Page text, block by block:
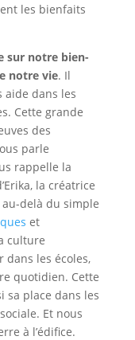
les bienfaits
sur notre bien-
notre vie. Il
dans les
Cette grande
des
parle
rappelle la
la créatrice
au-delà du simple
et
culture
dans les écoles,
quotidien. Cette
sa place dans les
Et nous
à l’édifice.